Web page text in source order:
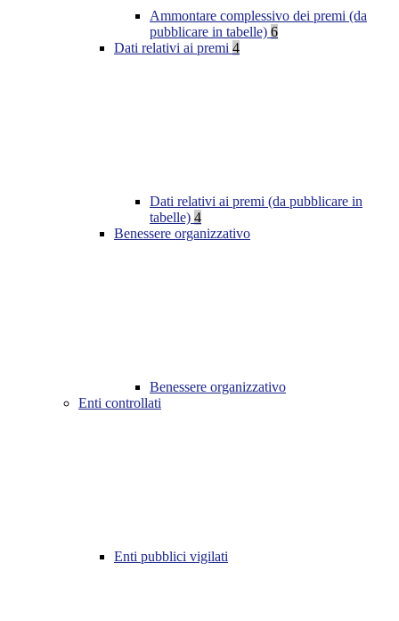
Ammontare complessivo dei premi (da
pubblicare in tabelle) 6
Dati relativi ai premi 4
Dati relativi ai premi (da pubblicare in
tabelle) 4
Benessere organizzativo
Benessere organizzativo
Enti controllati
Enti pubblici vigilati